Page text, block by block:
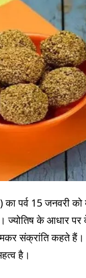
15 जनवरी को
के आधार पर
संक्रांति कहते
है।